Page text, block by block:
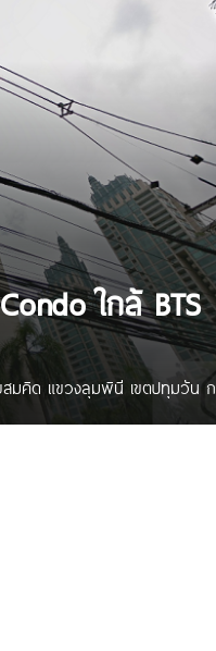
ใกล้ BTS
สมคิด แขวงลุมพินี เขตปทุมวัน